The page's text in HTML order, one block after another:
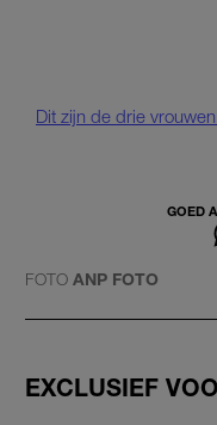
Dit zijn de drie
GOED
FOTO ANP FOTO
EXCLUSIEF